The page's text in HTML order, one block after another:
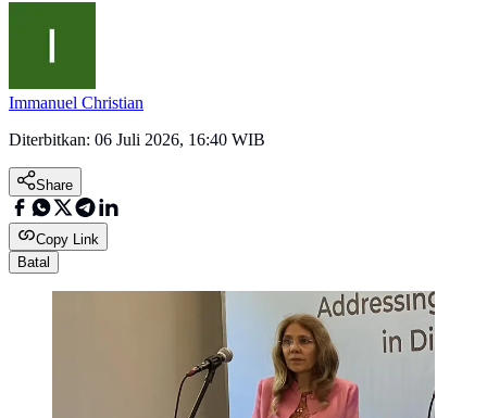
Immanuel Christian
Diterbitkan: 06 Juli 2026, 16:40 WIB
Share
Copy Link
Batal